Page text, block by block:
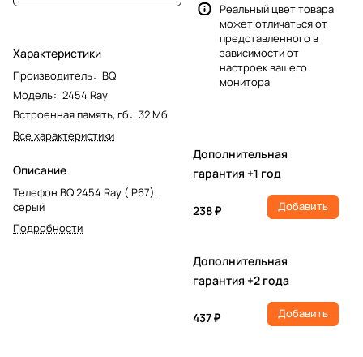
Характеристики
Производитель: BQ
Модель: 2454 Ray
Встроенная память, гб: 32 Мб
Все характеристики
Описание
Телефон BQ 2454 Ray (IP67),
серый
Подробности
Реальный цвет товара
может отличаться от
представленного в
зависимости от
настроек вашего
монитора
Дополнительная
гарантия +1 год
238 ₽ Добавить
Дополнительная
гарантия +2 года
437 ₽ Добавить